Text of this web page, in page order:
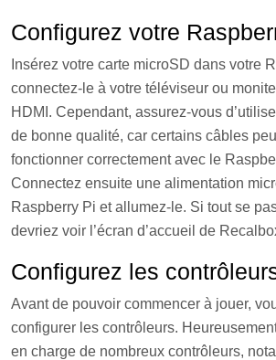
Configurez votre
Insérez votre carte microSD dans votre
connectez-le à votre téléviseur ou
HDMI. Cependant, assurez-vous
de bonne qualité, car certains câbles
fonctionner correctement avec le
Connectez ensuite une alimentation
Raspberry Pi et allumez-le. Si tout se
devriez voir l’écran d’accueil de
Configurez les
Avant de pouvoir commencer à jouer,
configurer les contrôleurs.
en charge de nombreux contrôleurs,